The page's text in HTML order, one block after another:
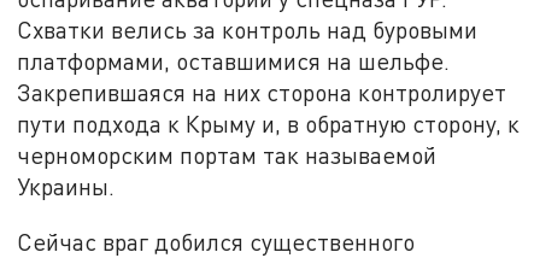
Схватки велись за контроль над буровыми
платформами, оставшимися на шельфе.
Закрепившаяся на них сторона контролирует
пути подхода к Крыму и, в обратную сторону, к
черноморским портам так называемой
Украины.
Сейчас враг добился существенного